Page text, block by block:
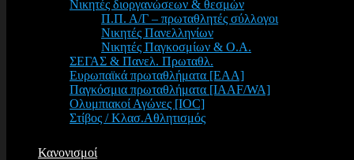
Νικητές διοργανώσεων & θεσμών
Π.Π. Α/Γ – πρωταθλητές σύλλογοι
Νικητές Πανελληνίων
Νικητές Παγκοσμίων & Ο.Α.
ΣΕΓΑΣ & Πανελ. Πρωταθλ.
Ευρωπαϊκά πρωταθλήματα [EAA]
Παγκόσμια πρωταθλήματα [IAAF/WA]
Ολυμπιακοί Αγώνες [IOC]
Στίβος / Κλασ.Αθλητισμός
Κανονισμοί